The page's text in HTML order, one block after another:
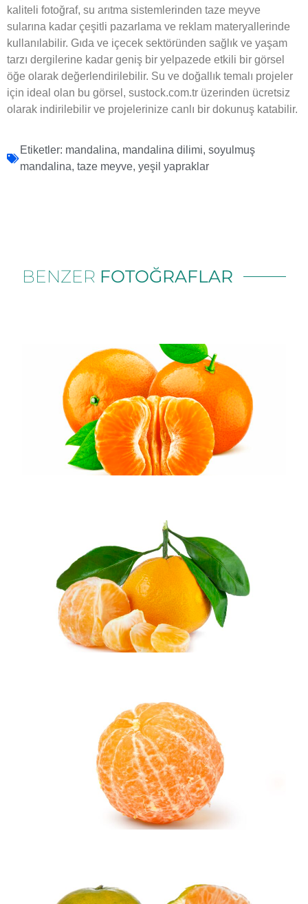
kaliteli fotoğraf, su arıtma sistemlerinden taze meyve
sularına kadar çeşitli pazarlama ve reklam materyallerinde
kullanılabilir. Gıda ve içecek sektöründen sağlık ve yaşam
tarzı dergilerine kadar geniş bir yelpazede etkili bir görsel
öğe olarak değerlendirilebilir. Su ve doğallık temalı projeler
için ideal olan bu görsel, sustock.com.tr üzerinden ücretsiz
olarak indirilebilir ve projelerinize canlı bir dokunuş katabilir.
Etiketler: mandalina, mandalina dilimi, soyulmuş
mandalina, taze meyve, yeşil yapraklar
BENZER FOTOĞRAFLAR